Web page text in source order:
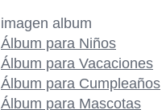
imagen album
Álbum para Niños
Álbum para Vacaciones
Álbum para Cumpleaños
Álbum para Mascotas